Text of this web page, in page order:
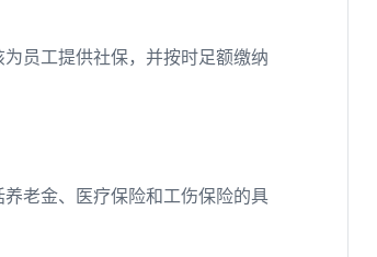
员工提供社保，并按时足额缴纳
老金、医疗保险和工伤保险的具